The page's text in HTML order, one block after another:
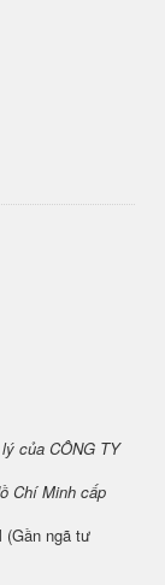
của CÔNG TY
Chí Minh cấp
(Gần ngã tư